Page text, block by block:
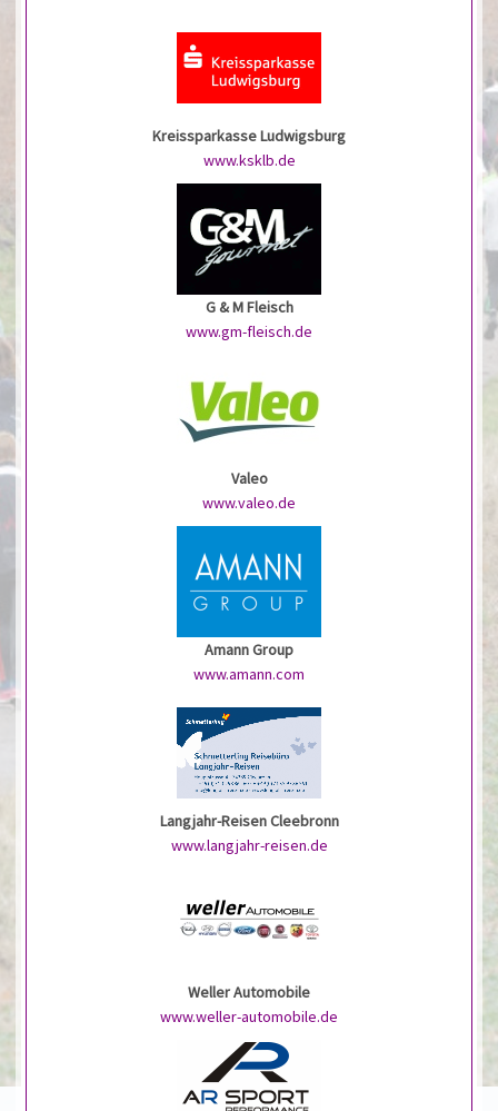
Kreissparkasse Ludwigsburg
www.ksklb.de
G & M Fleisch
www.gm-fleisch.de
Valeo
www.valeo.de
Amann Group
www.amann.com
Langjahr-Reisen Cleebronn
www.langjahr-reisen.de
Weller Automobile
www.weller-automobile.de